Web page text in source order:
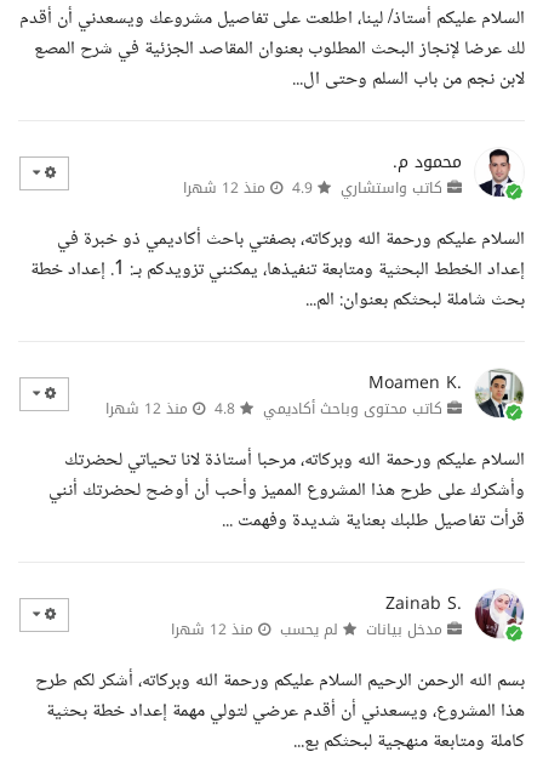
السلام عليكم أستاذ/ لينا، اطلعت على تفاصيل مشروعك ويسعدني أن أقدم
لك عرضا لإنجاز البحث المطلوب بعنوان المقاصد الجزئية في شرح المصع
لابن نجم من باب السلم وحتى ال...
محمود م.
كاتب واستشاري منذ 12 شهرا
السلام عليكم ورحمة الله وبركاته، بصفتي باحث أكاديمي ذو خبرة في
إعداد الخطط البحثية ومتابعة تنفيذها، يمكنني تزويدكم بـ: 1. إعداد خطة
بحث شاملة لبحثكم بعنوان: الم...
Moamen K.
كاتب محتوى وباحث أكاديمي منذ 12 شهرا
السلام عليكم ورحمة الله وبركاته، مرحبا أستاذة لانا تحياتي لحضرتك
وأشكرك على طرح هذا المشروع المميز وأحب أن أوضح لحضرتك أنني
قرأت تفاصيل طلبك بعناية شديدة وفهمت ...
Zainab S.
مدخل بيانات لم يحسب منذ 12 شهرا
بسم الله الرحمن الرحيم السلام عليكم ورحمة الله وبركاته، أشكر لكم طرح
هذا المشروع، ويسعدني أن أقدم عرضي لتولي مهمة إعداد خطة بحثية
كاملة ومتابعة منهجية لبحثكم بع...